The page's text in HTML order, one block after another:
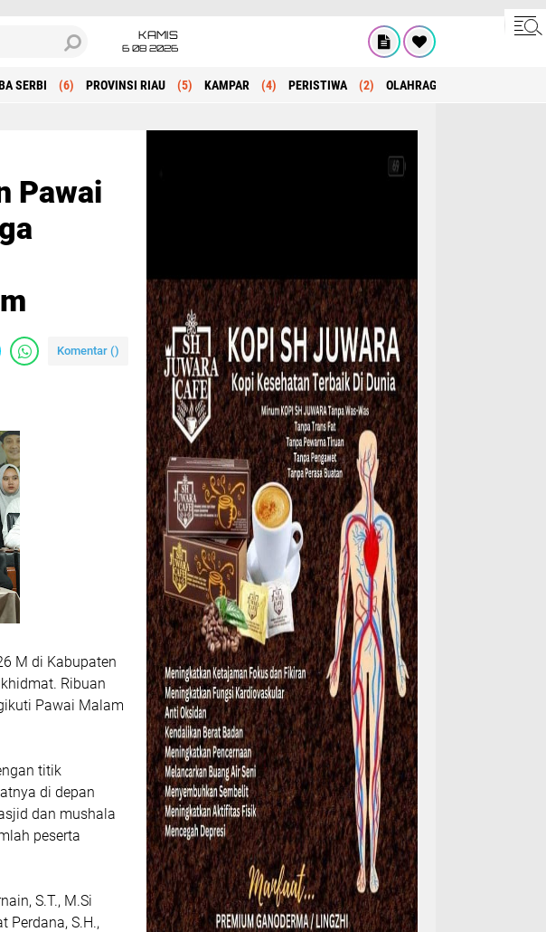
KAMIS
6 08 2026
SERBI (6) PROVINSI RIAU (5) KAMPAR (4) PERISTIWA (2) OLAHRAGA
Pawai
Komentar ()
M di Kabupaten
Ribuan
Pawai Malam
titik
di depan
dan mushala
peserta
S.T., M.Si
Perdana, S.H.,